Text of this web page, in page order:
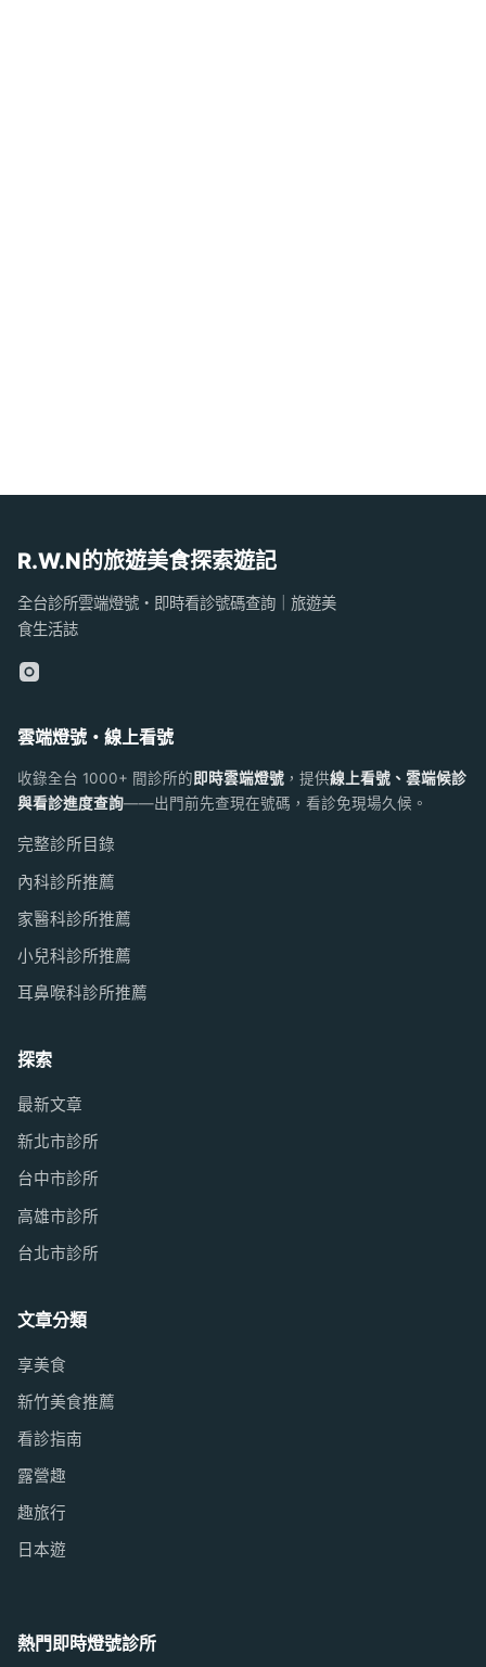
R.W.N的旅遊美食探索遊記
全台診所雲端燈號・即時看診號碼查詢｜旅遊美
食生活誌
雲端燈號・線上看號
收錄全台 1000+ 間診所的即時雲端燈號 ，提供線上看號、雲端候診
與看診進度查詢——出門前先查現在號碼，看診免現場久候。
完整診所目錄
內科診所推薦
家醫科診所推薦
小兒科診所推薦
耳鼻喉科診所推薦
探索
最新文章
新北市診所
台中市診所
高雄市診所
台北市診所
文章分類
享美食
新竹美食推薦
看診指南
露營趣
趣旅行
日本遊
熱門即時燈號診所